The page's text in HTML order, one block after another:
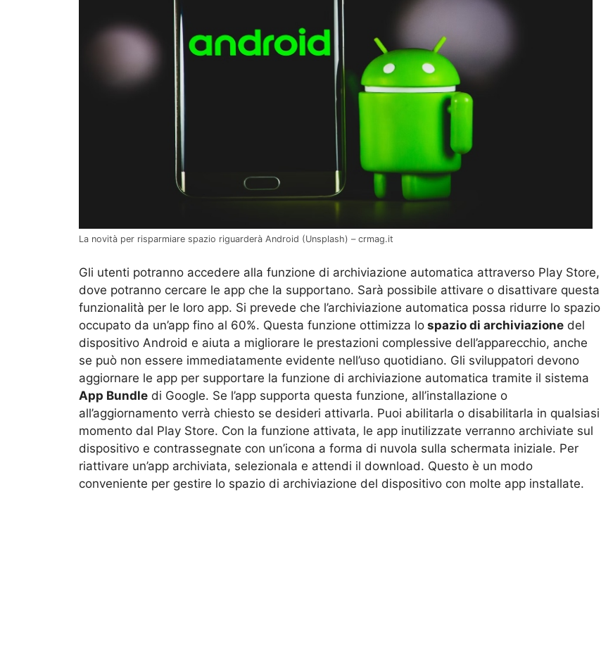
La novità per risparmiare spazio riguarderà Android (Unsplash) – crmag.it
Gli utenti potranno accedere alla funzione di archiviazione automatica attraverso Play Store,
dove potranno cercare le app che la supportano. Sarà possibile attivare o disattivare questa
funzionalità per le loro app. Si prevede che l’archiviazione automatica possa ridurre lo spazio
occupato da un’app fino al 60%. Questa funzione ottimizza lo spazio di archiviazione del
dispositivo Android e aiuta a migliorare le prestazioni complessive dell’apparecchio, anche
se può non essere immediatamente evidente nell’uso quotidiano. Gli sviluppatori devono
aggiornare le app per supportare la funzione di archiviazione automatica tramite il sistema
App Bundle di Google. Se l’app supporta questa funzione, all’installazione o
all’aggiornamento verrà chiesto se desideri attivarla. Puoi abilitarla o disabilitarla in qualsiasi
momento dal Play Store. Con la funzione attivata, le app inutilizzate verranno archiviate sul
dispositivo e contrassegnate con un’icona a forma di nuvola sulla schermata iniziale. Per
riattivare un’app archiviata, selezionala e attendi il download. Questo è un modo
conveniente per gestire lo spazio di archiviazione del dispositivo con molte app installate.